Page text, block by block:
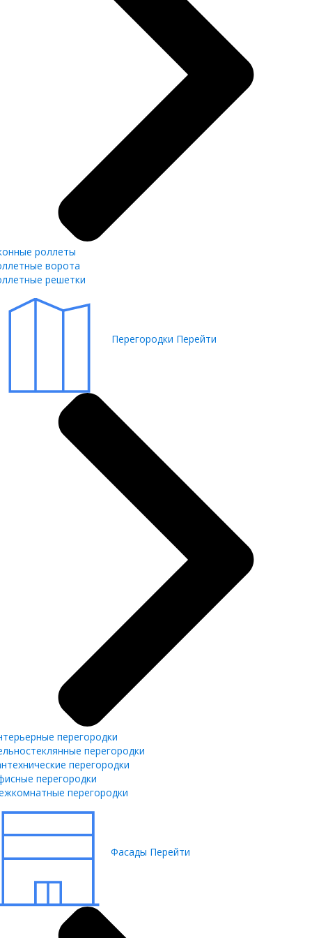
роллеты
ворота
решетки
Перегородки Перейти
перегородки
перегородки
перегородки
перегородки
перегородки
Фасады Перейти